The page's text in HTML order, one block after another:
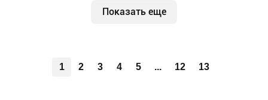
Показать еще
1 2 3 4 5 ... 12 13